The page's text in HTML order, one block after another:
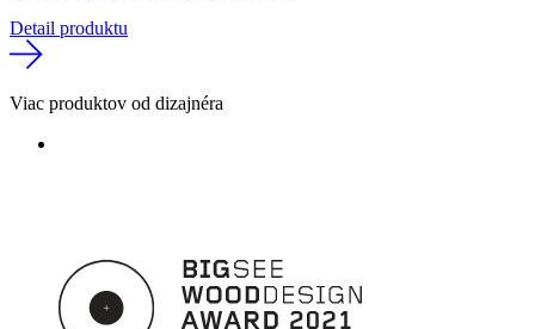
Detail produktu
Viac produktov od dizajnéra